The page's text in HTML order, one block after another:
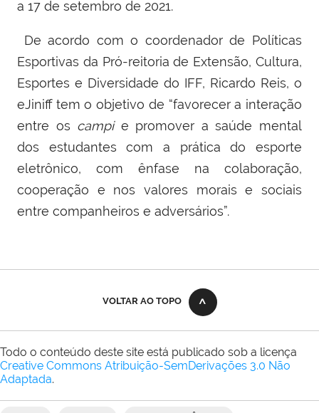
a 17 de setembro de 2021.
De acordo com o coordenador de Políticas
Esportivas da Pró-reitoria de Extensão, Cultura,
Esportes e Diversidade do IFF, Ricardo Reis, o
eJiniff tem o objetivo de “favorecer a interação
entre os campie promover a saúde mental
dos estudantes com a prática do esporte
eletrônico, com ênfase na colaboração,
cooperação e nos valores morais e sociais
entre companheiros e adversários”.
VOLTAR AO TOPO
Todo o conteúdo deste site está publicado sob a licença
Creative Commons Atribuição-SemDerivações 3.0 Não
Adaptada.